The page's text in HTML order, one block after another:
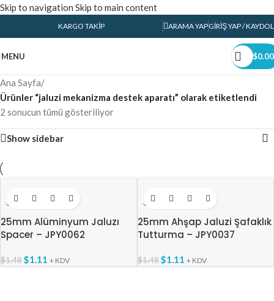
Skip to navigation Skip to main content
KARGO TAKIP ARAMA YAPGIRIŞ YAP / KAYDOL
MENU $0.00
Ana Sayfa/
Ürünler “jaluzi mekanizma destek aparatı” olarak etiketlendi
2 sonucun tümü gösteriliyor
Show sidebar
-25%
25mm Alüminyum Jaluzı
Spacer – JPY0062
$1.48$1.11 + KDV
-25%
25mm Ahşap Jaluzi Şafaklık
Tutturma – JPY0037
$1.48 $1.11 + KDV